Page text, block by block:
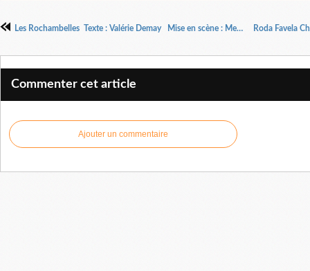
Les Rochambelles Texte : Valérie Demay Mise en scène : Merryl Beaudonnet et Charlotte Bigeard
Commenter cet article
Ajouter un commentaire